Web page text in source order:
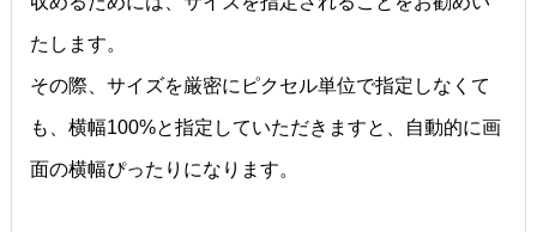
たします。
その際、サイズを厳密にピクセル単位で指定しなくて
も、横幅100%と指定していただきますと、自動的に画
面の横幅ぴったりになります。